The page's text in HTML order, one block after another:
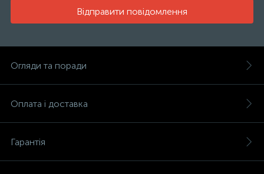
Відправити повідомлення
Огляди та поради
Оплата і доставка
Гарантія